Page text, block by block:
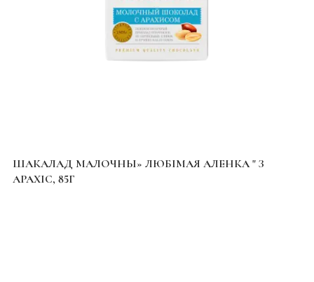
ШАКАЛАД МАЛОЧНЫ» ЛЮБІМАЯ АЛЕНКА " З
АРАХІС, 85Г